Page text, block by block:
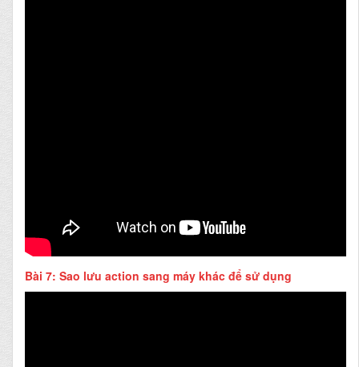
Bài 7: Sao lưu action sang máy khác để sử dụng